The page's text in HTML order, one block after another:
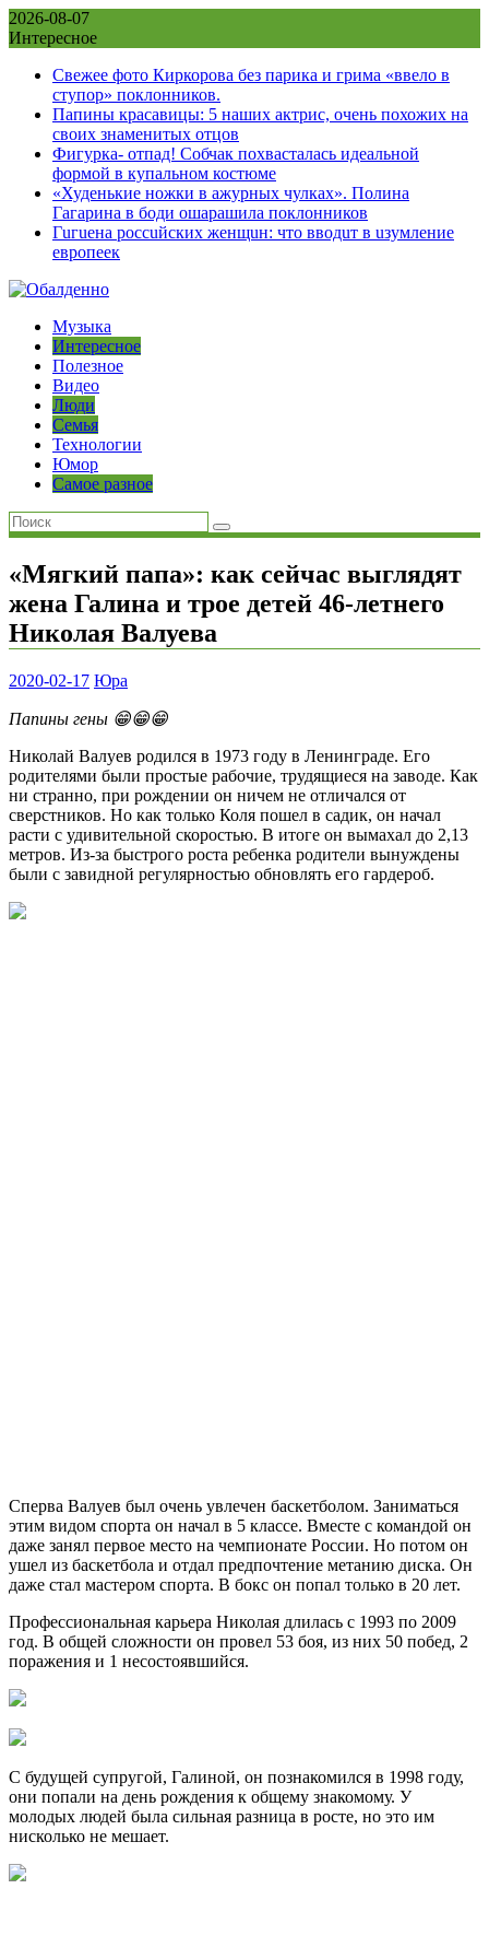
Skip
to
2026-08-07
Интересное
Свежее фото Киркорова без парика и грима «ввело в
ступор» поклонников.
Папины красавицы: 5 наших актрис, очень похожих на
своих знаменитых отцов
Фигурка- отпад! Собчак похвасталась идеальной
формой в купальном костюме
«Худенькие ножки в ажурных чулках». Полина
Гагарина в боди ошарашила поклонников
Гuгuена россuйских женщuн: что вводuт в uзумление
европеек
Музыка
Интересное
Полезное
Видео
Люди
Семья
Технологии
Юмор
Самое разное
«Мягкий папа»: как сейчас выглядят
жена Галина и трое детей 46-летнего
Николая Валуева
2020-02-17 Юра
Папины гены 😁😁😁
Николай Валуев родился в 1973 году в Ленинграде. Его
родителями были простые рабочие, трудящиеся на заводе. Как
ни странно, при рождении он ничем не отличался от
сверстников. Но как только Коля пошел в садик, он начал
расти с удивительной скоростью. В итоге он вымахал до 2,13
метров. Из-за быстрого роста ребенка родители вынуждены
были с завидной регулярностью обновлять его гардероб.
Сперва Валуев был очень увлечен баскетболом. Заниматься
этим видом спорта он начал в 5 классе. Вместе с командой он
даже занял первое место на чемпионате России. Но потом он
ушел из баскетбола и отдал предпочтение метанию диска. Он
даже стал мастером спорта. В бокс он попал только в 20 лет.
Профессиональная карьера Николая длилась с 1993 по 2009
год. В общей сложности он провел 53 боя, из них 50 побед, 2
поражения и 1 несостоявшийся.
С будущей супругой, Галиной, он познакомился в 1998 году,
они попали на день рождения к общему знакомому. У
молодых людей была сильная разница в росте, но это им
нисколько не мешает.